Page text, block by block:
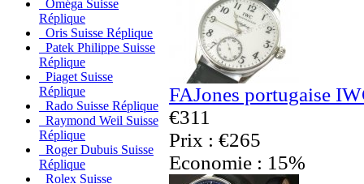
Oméga Suisse
Réplique
Oris Suisse Réplique
Patek Philippe Suisse
Réplique
Piaget Suisse
Réplique
Rado Suisse Réplique
Raymond Weil Suisse
Réplique
Roger Dubuis Suisse
Réplique
Rolex Suisse
FAJones portugaise
€311
Prix : €265
Economie : 15%